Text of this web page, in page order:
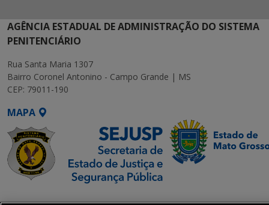
AGÊNCIA ESTADUAL DE ADMINISTRAÇÃO DO SISTEMA
PENITENCIÁRIO
Rua Santa Maria 1307
Bairro Coronel Antonino - Campo Grande | MS
CEP: 79011-190
MAPA